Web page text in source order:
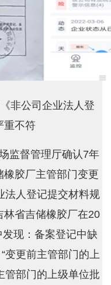
非公司企业法人登
重不符
监督管理厅确认7年
胶厂主管部门变更
法人登记提交材料规
省吉储橡胶厂在20
现：备案登记中缺
变更前主管部门的上
管部门的上级单位批